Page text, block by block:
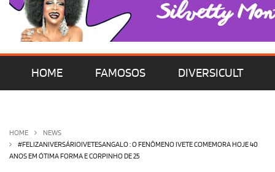
HOME FAMOSOS DIVERSICULT
HOME
NEWS
#FELIZANIVERSÁRIOIVETESANGALO : O FENÔMENO IVETE COMEMORA HOJE 40
ANOS EM ÓTIMA FORMA E CORPINHO DE 25